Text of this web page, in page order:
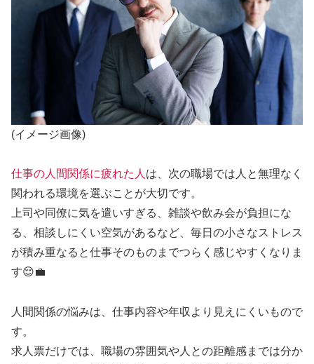
(イメージ画像)
仕事の人間関係に疲れた人は、次の職場では人と無理なく
関われる環境を選ぶことが大切です。
上司や同僚に気を遣いすぎる、雑談や飲み会が負担にな
る、相談しにくい空気があるなど、毎日の小さなストレス
が積み重なると仕事そのものまでつらく感じやすくなりま
す😌💼
人間関係の悩みは、仕事内容や年収より見えにくいもので
す。
求人票だけでは、職場の雰囲気や人との距離感までは分か